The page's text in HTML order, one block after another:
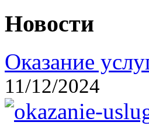
Новости
Оказание
11/12/2024